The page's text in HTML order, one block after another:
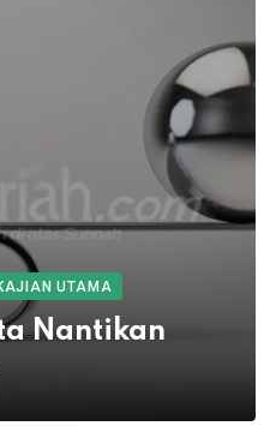
UTAMA
Nantikan